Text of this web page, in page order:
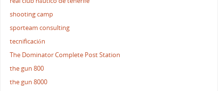
shooting camp
sporteam consulting
tecnificación
The Dominator Complete Post Station
the gun 800
the gun 8000